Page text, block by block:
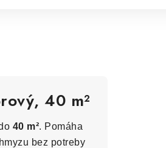
40 m²
40 m². Pomáha
bez potreby